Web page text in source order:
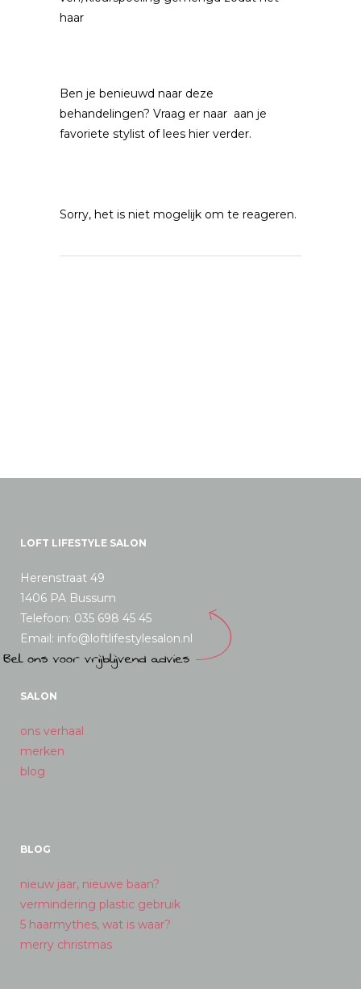
haar
Ben je benieuwd naar deze
behandelingen? Vraag er naar aan je
favoriete stylist of lees hier verder.
Sorry, het is niet mogelijk om te reageren.
LOFT LIFESTYLE SALON
Herenstraat 49
1406 PA Bussum
Telefoon: 035 698 45 45
Email: info@loftlifestylesalon.nl
SALON
ons verhaal
merken
blog
BLOG
nieuw jaar, nieuwe baan?
vermindering plastic gebruik
5 haarmythes, wat is waar?
merry christmas